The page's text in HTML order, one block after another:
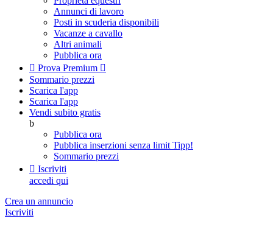
Annunci di lavoro
Posti in scuderia disponibili
Vacanze a cavallo
Altri animali
Pubblica ora
 Prova Premium 
Sommario prezzi
Scarica l'app
Scarica l'app
Vendi subito gratis
b
Pubblica ora
Pubblica inserzioni senza limit Tipp!
Sommario prezzi
 Iscriviti
accedi qui
Crea un annuncio
Iscriviti